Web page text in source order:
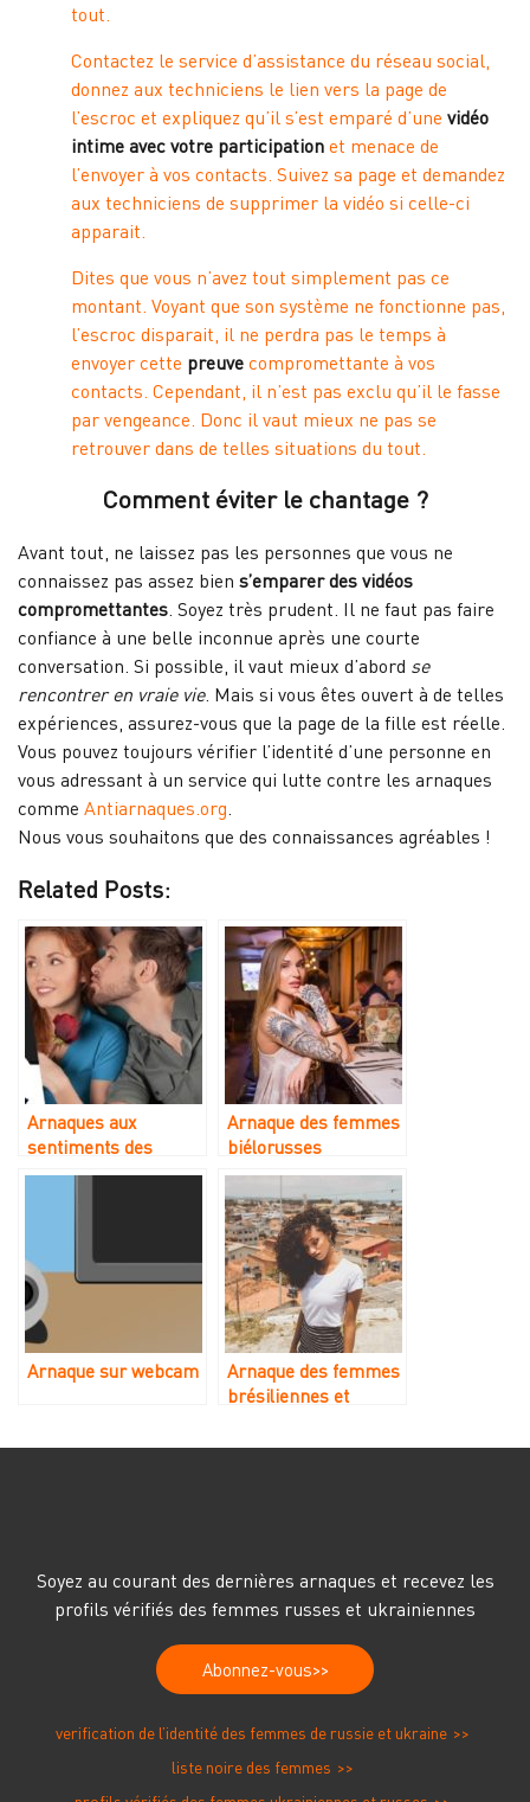
tout.
Contactez le service d’assistance du réseau social,
donnez aux techniciens le lien vers la page de
l’escroc et expliquez qu’il s’est emparé d’une vidéo
intime avec votre participation et menace de
l’envoyer à vos contacts. Suivez sa page et demandez
aux techniciens de supprimer la vidéo si celle-ci
apparait.
Dites que vous n’avez tout simplement pas ce
montant. Voyant que son système ne fonctionne pas,
l’escroc disparait, il ne perdra pas le temps à
envoyer cette preuve compromettante à vos
contacts. Cependant, il n’est pas exclu qu’il le fasse
par vengeance. Donc il vaut mieux ne pas se
retrouver dans de telles situations du tout.
Comment éviter le chantage ?
Avant tout, ne laissez pas les personnes que vous ne
connaissez pas assez bien s’emparer des vidéos
compromettantes. Soyez très prudent. Il ne faut pas faire
confiance à une belle inconnue après une courte
conversation. Si possible, il vaut mieux d’abord se
rencontrer en vraie vie. Mais si vous êtes ouvert à de telles
expériences, assurez-vous que la page de la fille est réelle.
Vous pouvez toujours vérifier l’identité d’une personne en
vous adressant à un service qui lutte contre les arnaques
comme Antiarnaques.org.
Nous vous souhaitons que des connaissances agréables !
Related Posts:
Arnaques aux
sentiments des
femmes russes en
Arnaque des femmes
biélorusses
Arnaque sur webcam
Arnaque des femmes
brésiliennes et
Soyez au courant des dernières arnaques et recevez les
profils vérifiés des femmes russes et ukrainiennes
Abonnez-vous
verification de l’identité des femmes de russie et ukraine
liste noire des femmes